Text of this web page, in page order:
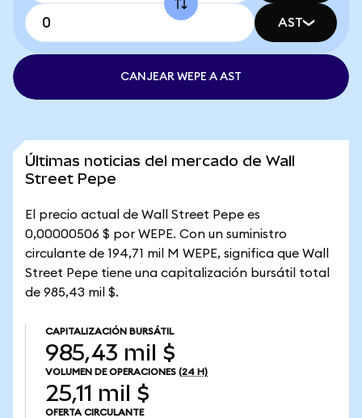
AST
CANJEAR WEPE A AST
Últimas noticias del mercado de Wall
Street Pepe
El precio actual de Wall Street Pepe es
0,00000506 $ por WEPE. Con un suministro
circulante de 194,71 mil M WEPE, significa que Wall
Street Pepe tiene una capitalización bursátil total
de 985,43 mil $.
CAPITALIZACIÓN BURSÁTIL
985,43 mil $
VOLUMEN DE OPERACIONES (24 H)
25,11 mil $
OFERTA CIRCULANTE